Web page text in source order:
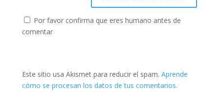
Por favor confirma que eres humano antes de
comentar
Este sitio usa Akismet para reducir el spam. Aprende
cómo se procesan los datos de tus comentarios.